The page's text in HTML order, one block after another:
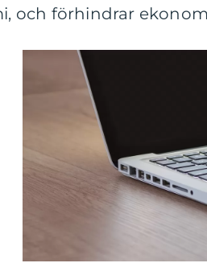
och förhindrar